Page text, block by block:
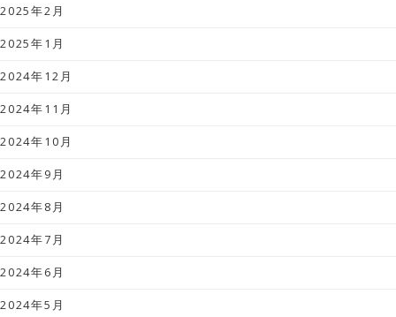
2025年2月
2025年1月
2024年12月
2024年11月
2024年10月
2024年9月
2024年8月
2024年7月
2024年6月
2024年5月